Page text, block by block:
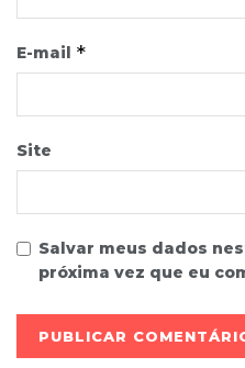
E-mail *
Site
Salvar meus dados
próxima vez que eu